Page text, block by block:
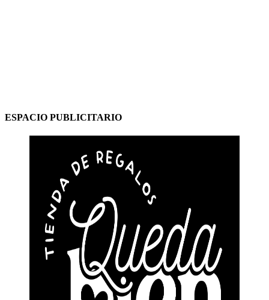
ESPACIO PUBLICITARIO